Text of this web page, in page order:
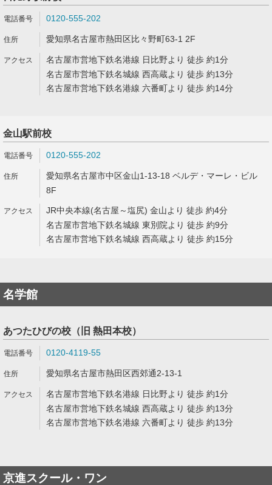
0120-555-202
愛知県名古屋市熱田区比々野町63-1 2F
名古屋市営地下鉄名港線 日比野より 徒歩 約1分
名古屋市営地下鉄名城線 西高蔵より 徒歩 約13分
名古屋市営地下鉄名港線 六番町より 徒歩 約14分
金山駅前校
0120-555-202
愛知県名古屋市中区金山1-13-18 ベルデ・マーレ・ビル
8F
JR中央本線(名古屋～塩尻) 金山より 徒歩 約4分
名古屋市営地下鉄名城線 東別院より 徒歩 約9分
名古屋市営地下鉄名城線 西高蔵より 徒歩 約15分
名学館
あつたひびの校（旧 熱田本校）
0120-4119-55
愛知県名古屋市熱田区西郊通2-13-1
名古屋市営地下鉄名港線 日比野より 徒歩 約1分
名古屋市営地下鉄名城線 西高蔵より 徒歩 約13分
名古屋市営地下鉄名港線 六番町より 徒歩 約13分
京進スクール・ワン